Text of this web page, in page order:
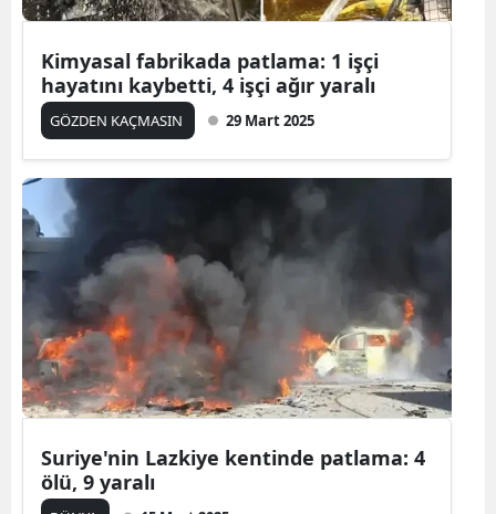
Erzincan
Erzurum
Eskişehir
Gümüşhane
Hakkari
Hatay
Isparta
Mersin
İstanbul
Kimyasal fabrikada patlama: 1 işçi
hayatını kaybetti, 4 işçi ağır yaralı
GÖZDEN KAÇMASIN 29 Mart 2025
Suriye'nin Lazkiye kentinde patlama: 4
ölü, 9 yaralı